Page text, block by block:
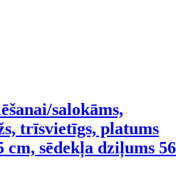
salokāms,
trīsvietīgs, platums
cm, sēdekļa dziļums 56